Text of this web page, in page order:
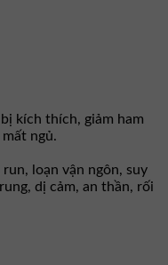
kích thích, giảm ham
ngủ.
loạn vận ngôn, suy
dị cảm, an thần, rối